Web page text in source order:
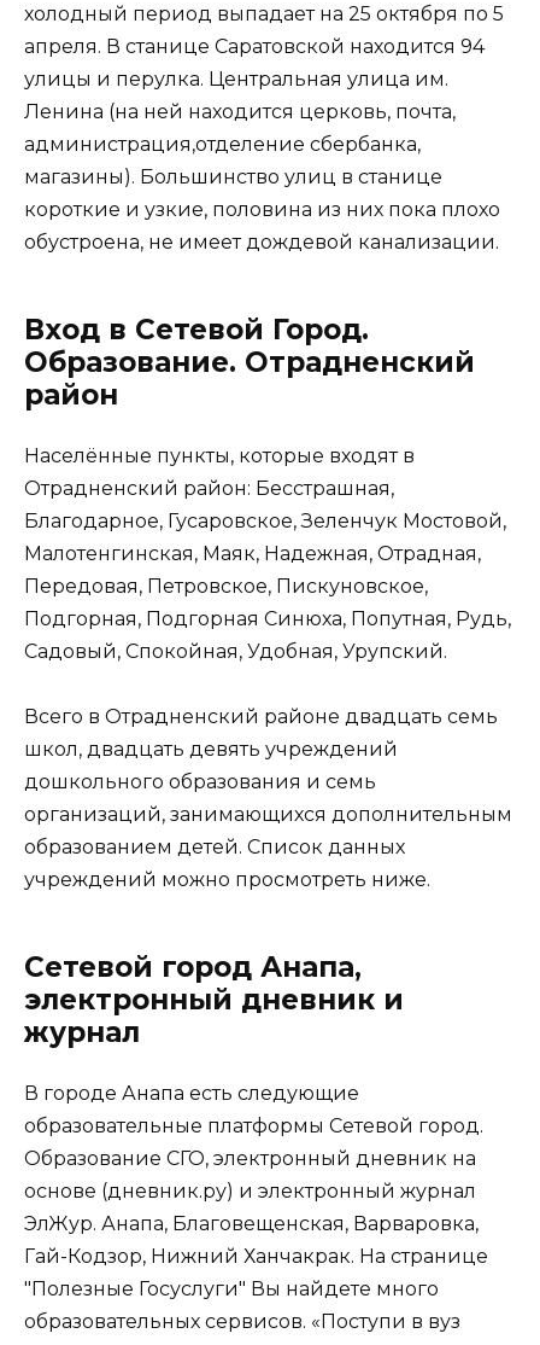
холодный период выпадает на 25 октября по 5
апреля. В станице Саратовской находится 94
улицы и перулка. Центральная улица им.
Ленина (на ней находится церковь, почта,
администрация,отделение сбербанка,
магазины). Большинство улиц в станице
короткие и узкие, половина из них пока плохо
обустроена, не имеет дождевой канализации.
Вход в Сетевой Город.
Образование. Отрадненский
район
Населённые пункты, которые входят в
Отрадненский район: Бесстрашная,
Благодарное, Гусаровское, Зеленчук Мостовой,
Малотенгинская, Маяк, Надежная, Отрадная,
Передовая, Петровское, Пискуновское,
Подгорная, Подгорная Синюха, Попутная, Рудь,
Садовый, Спокойная, Удобная, Урупский.
Всего в Отрадненский районе двадцать семь
школ, двадцать девять учреждений
дошкольного образования и семь
организаций, занимающихся дополнительным
образованием детей. Список данных
учреждений можно просмотреть ниже.
Сетевой город Анапа,
электронный дневник и
журнал
В городе Анапа есть следующие
образовательные платформы Сетевой город.
Образование СГО, электронный дневник на
основе (дневник.ру) и электронный журнал
ЭлЖур. Анапа, Благовещенская, Варваровка,
Гай-Кодзор, Нижний Ханчакрак. На странице
"Полезные Госуслуги" Вы найдете много
образовательных сервисов. «Поступи в вуз